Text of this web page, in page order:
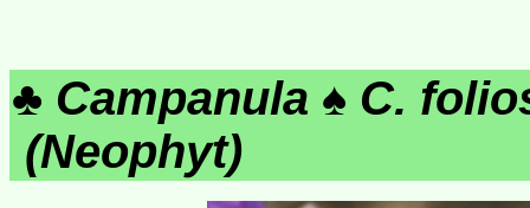
♣ Campanula ♠ C.
(Neophyt)